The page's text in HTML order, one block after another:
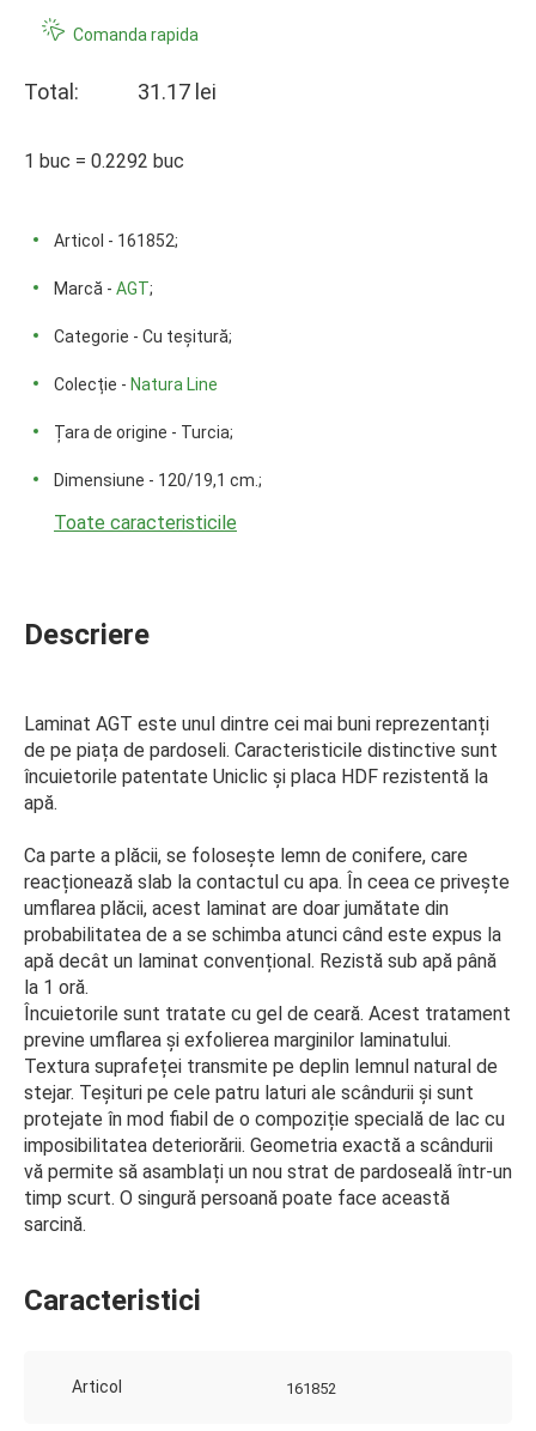
Comanda rapida
Total: 31.17 lei
1 buc = 0.2292 buc
Articol - 161852;
Marcă - AGT;
Categorie - Cu teșitură;
Colecție - Natura Line
Țara de origine - Turcia;
Dimensiune - 120/19,1 cm.;
Toate caracteristicile
Descriere
Laminat AGT este unul dintre cei mai buni reprezentanți
de pe piața de pardoseli. Caracteristicile distinctive sunt
încuietorile patentate Uniclic și placa HDF rezistentă la
apă.
Ca parte a plăcii, se folosește lemn de conifere, care
reacționează slab la contactul cu apa. În ceea ce privește
umflarea plăcii, acest laminat are doar jumătate din
probabilitatea de a se schimba atunci când este expus la
apă decât un laminat convențional. Rezistă sub apă până
la 1 oră.
Încuietorile sunt tratate cu gel de ceară. Acest tratament
previne umflarea și exfolierea marginilor laminatului.
Textura suprafeței transmite pe deplin lemnul natural de
stejar. Teșituri pe cele patru laturi ale scândurii și sunt
protejate în mod fiabil de o compoziție specială de lac cu
imposibilitatea deteriorării. Geometria exactă a scândurii
vă permite să asamblați un nou strat de pardoseală într-un
timp scurt. O singură persoană poate face această
sarcină.
Caracteristici
Articol 161852